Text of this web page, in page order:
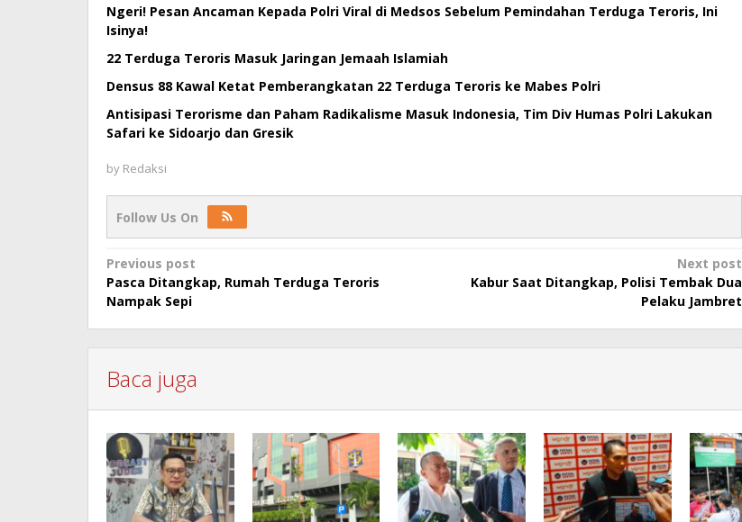
Ngeri! Pesan Ancaman Kepada Polri Viral di Medsos Sebelum Pemindahan Terduga Teroris, Ini
Isinya!
22 Terduga Teroris Masuk Jaringan Jemaah Islamiah
Densus 88 Kawal Ketat Pemberangkatan 22 Terduga Teroris ke Mabes Polri
Antisipasi Terorisme dan Paham Radikalisme Masuk Indonesia, Tim Div Humas Polri Lakukan
Safari ke Sidoarjo dan Gresik
by Redaksi
Follow Us On
Post
navigation
Previous post
Pasca Ditangkap, Rumah Terduga Teroris
Nampak Sepi
Next post
Kabur Saat Ditangkap, Polisi Tembak Dua
Pelaku Jambret
Baca juga